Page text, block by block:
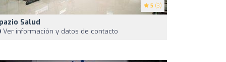
5 (3)
Salud
Ver información y datos de contacto